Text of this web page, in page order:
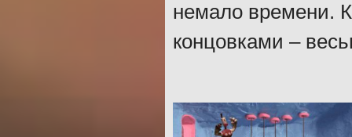
немало времени.
концовками –